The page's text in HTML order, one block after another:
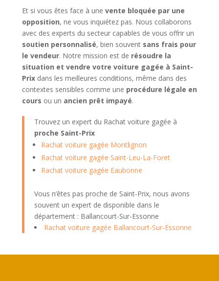
Et si vous êtes face à une vente bloquée par une
opposition, ne vous inquiétez pas. Nous collaborons
avec des experts du secteur capables de vous offrir un
soutien personnalisé, bien souvent sans frais pour
le vendeur. Notre mission est de résoudre la
situation et vendre votre voiture gagée à Saint-
Prixdans les meilleures conditions, même dans des
contextes sensibles comme une procédure légale en
cours ou un ancien prêt impayé.
Trouvez un expert du Rachat voiture gagée à
proche Saint-Prix
Rachat voiture gagée Montlignon
Rachat voiture gagée Saint-Leu-La-Foret
Rachat voiture gagée Eaubonne
Vous n’êtes pas proche de Saint-Prix, nous avons
souvent un expert de disponible dans le
département : Ballancourt-Sur-Essonne
Rachat voiture gagée Ballancourt-Sur-Essonne